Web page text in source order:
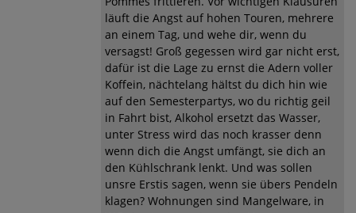
läuft die Angst auf hohen Touren, mehrere
an einem Tag, und wehe dir, wenn du
versagst! Groß gegessen wird gar nicht erst,
dafür ist die Lage zu ernst die Adern voller
Koffein, nächtelang hältst du dich hin wie
auf den Semesterpartys, wo du richtig geil
in Fahrt bist, Alkohol ersetzt das Wasser,
unter Stress wird das noch krasser denn
wenn dich die Angst umfängt, sie dich an
den Kühlschrank lenkt. Und was sollen
unsre Erstis sagen, wenn sie übers Pendeln
klagen? Wohnungen sind Mangelware, in